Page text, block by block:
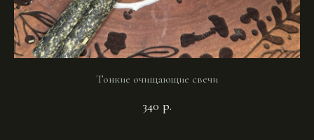
Тонкие очищающие свечи
340 р.